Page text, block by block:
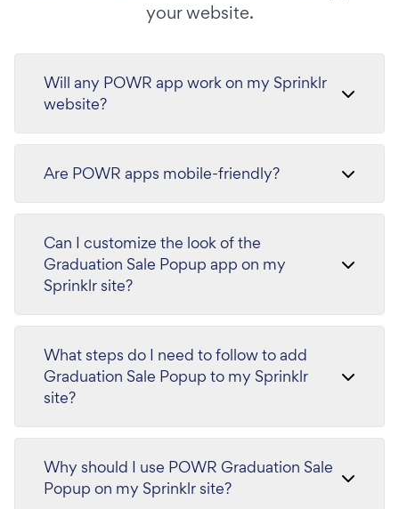
your website.
Will any POWR app work on my Sprinklr
website?
Are POWR apps mobile-friendly?
Can I customize the look of the
Graduation Sale Popup app on my
Sprinklr site?
What steps do I need to follow to add
Graduation Sale Popup to my Sprinklr
site?
Why should I use POWR Graduation Sale
Popup on my Sprinklr site?